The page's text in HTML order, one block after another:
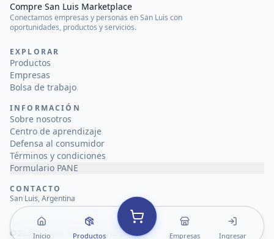
Inicio Productos Empresas Ingresar
Compre San Luis Marketplace
Conectamos empresas y personas en San Luis con
oportunidades, productos y servicios.
EXPLORAR
Productos
Empresas
Bolsa de trabajo
INFORMACIÓN
Sobre nosotros
Centro de aprendizaje
Defensa al consumidor
Términos y condiciones
Formulario PANE
CONTACTO
San Luis, Argentina
© 2026Compre San Luis Marketplace